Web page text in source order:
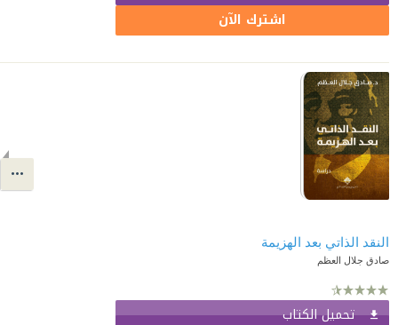
اشترك الآن
النقد الذاتي بعد الهزيمة
صادق جلال العظم
تحميل الكتاب